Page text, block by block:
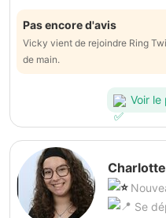
Pas encore d'avis
Vicky vient de rejoindre Ring
de main.
Voir le
Charlotte
Se